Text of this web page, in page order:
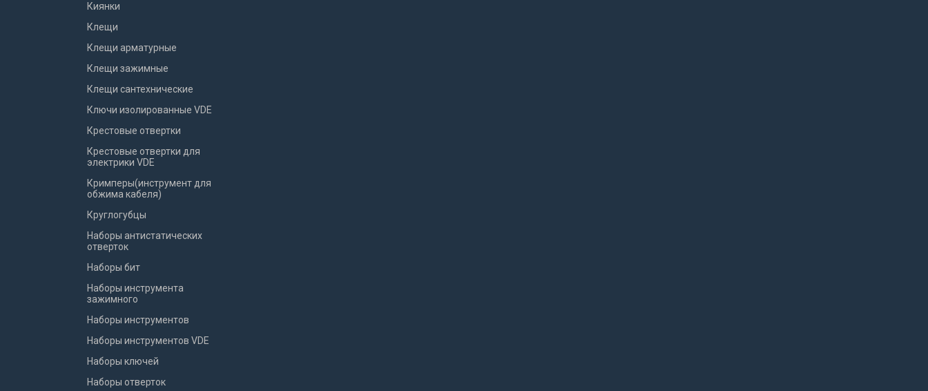
Киянки
Клещи
Клещи арматурные
Клещи зажимные
Клещи сантехнические
Ключи изолированные VDE
Крестовые отвертки
Крестовые отвертки для
электрики VDE
Кримперы(инструмент для
обжима кабеля)
Круглогубцы
Наборы антистатических
отверток
Наборы бит
Наборы инструмента
зажимного
Наборы инструментов
Наборы инструментов VDE
Наборы ключей
Наборы отверток